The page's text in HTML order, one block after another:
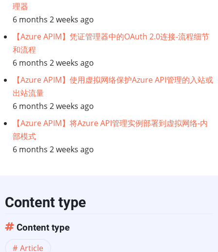
（CDC）：
完
整
指
南
理器
6 months 2 weeks ago
【Azure APIM】凭证管理器中的OAuth 2.0连接-流程细节
和流程
6 months 2 weeks ago
【Azure APIM】使用虚拟网络保护Azure API管理的入站或
出站流量
6 months 2 weeks ago
【Azure APIM】将Azure API管理实例部署到虚拟网络-内
部模式
6 months 2 weeks ago
Content type
Content type
Article